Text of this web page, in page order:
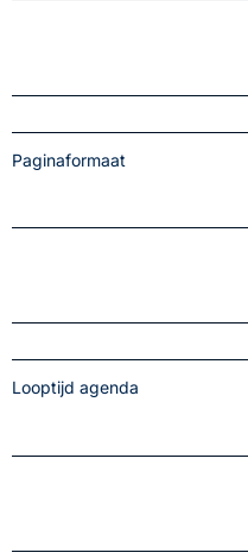
Paginaformaat
Looptijd agenda